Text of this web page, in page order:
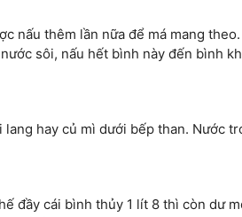
nấu thêm lần nữa để má mang
sôi, nấu hết bình này đến bình
hay củ mì dưới bếp than. Nước
đầy cái bình thủy 1 lít 8 thì còn dư